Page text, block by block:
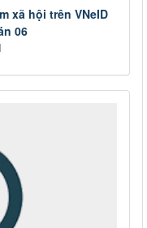
xã hội trên VNeID
06